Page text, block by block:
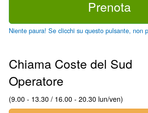
Prenota
Niente paura! Se clicchi su questo pulsante, non
Chiama Coste del Sud
Operatore
(9.00 - 13.30 / 16.00 - 20.30 lun/ven)